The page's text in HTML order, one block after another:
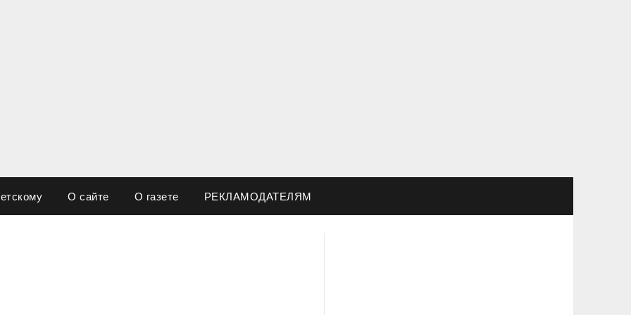
О сайте О газете РЕКЛАМОДАТЕЛЯМ